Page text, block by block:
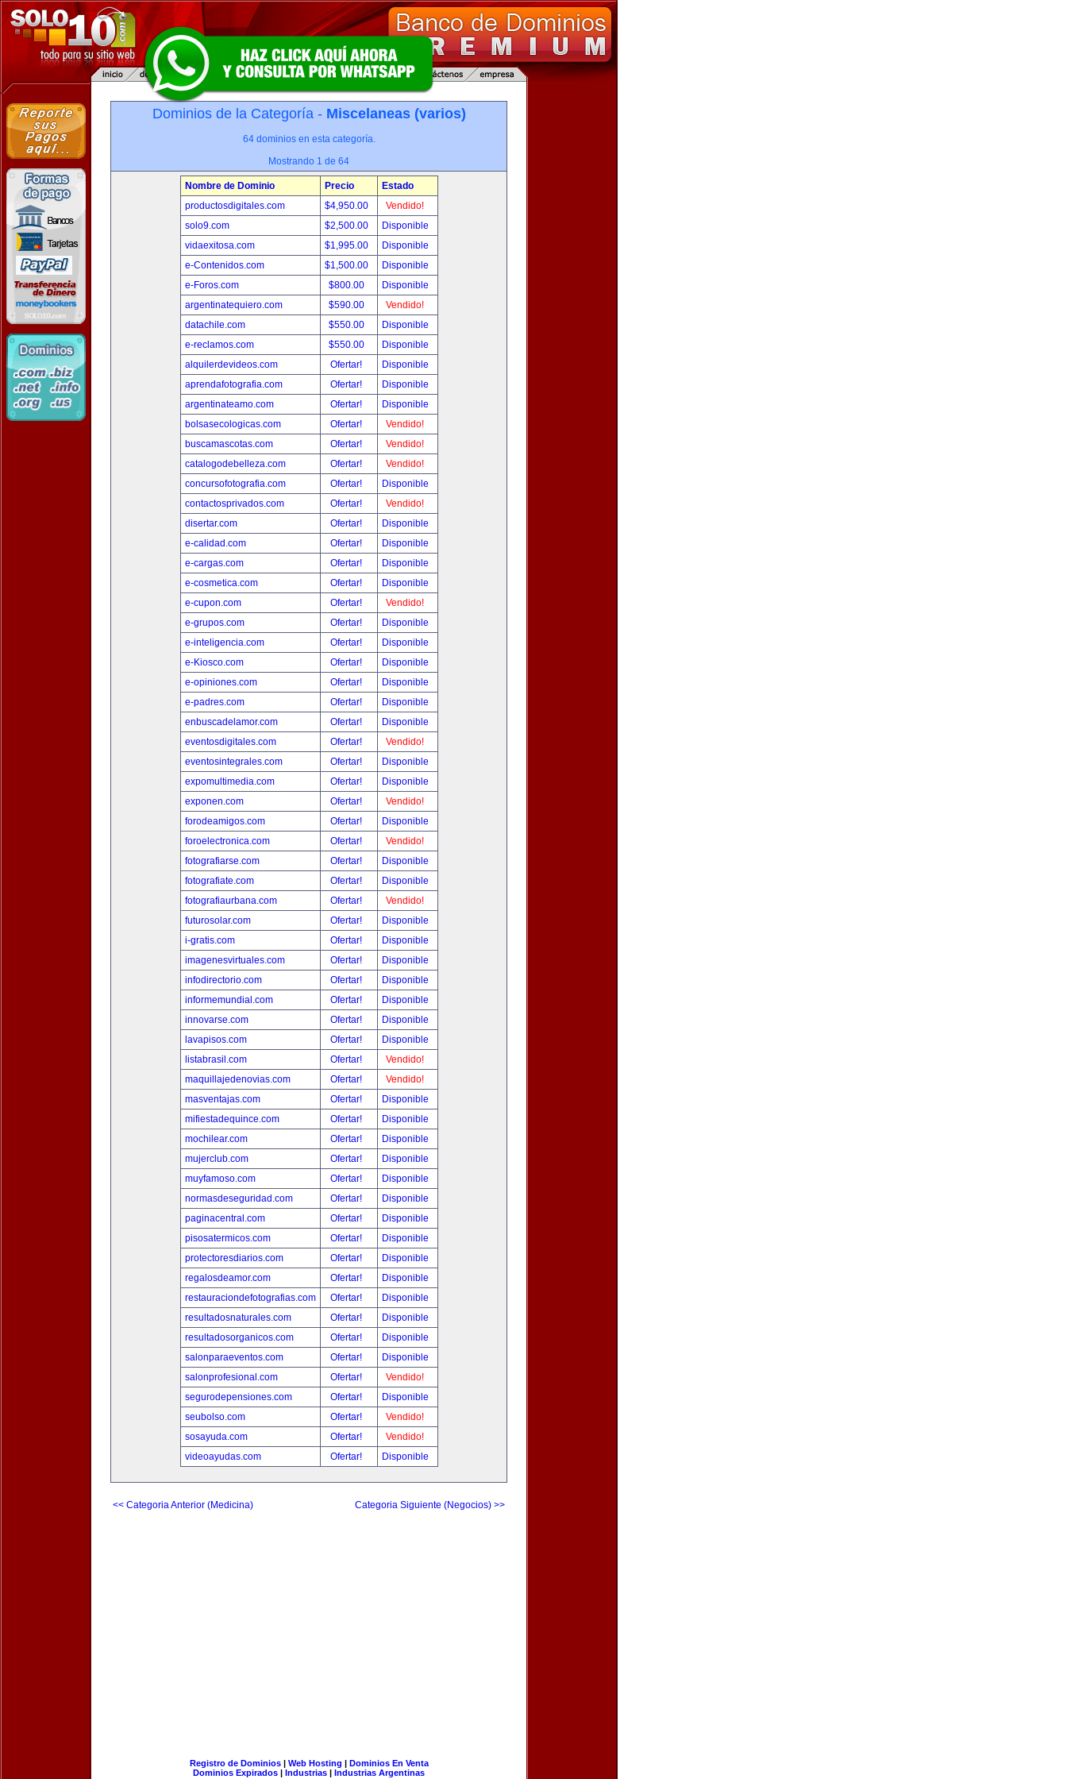
Dominios de la Categoría - Miscelaneas (varios)
64 dominios en esta categoría.
Mostrando 1 de 64
Nombre de Dominio Precio
Estado
productosdigitales.com
$4,950.00
Vendido!
solo9.com
$2,500.00
Disponible
vidaexitosa.com
$1,995.00
Disponible
e-Contenidos.com
$1,500.00
Disponible
e-Foros.com
$800.00
Disponible
argentinatequiero.com
$590.00
Vendido!
datachile.com
$550.00
Disponible
e-reclamos.com
$550.00
Disponible
alquilerdevideos.com
Ofertar!
Disponible
aprendafotografia.com
Ofertar!
Disponible
argentinateamo.com
Ofertar!
Disponible
bolsasecologicas.com
Ofertar!
Vendido!
buscamascotas.com
Ofertar!
Vendido!
catalogodebelleza.com
Ofertar!
Vendido!
concursofotografia.com
Ofertar!
Disponible
contactosprivados.com
Ofertar!
Vendido!
disertar.com
Ofertar!
Disponible
e-calidad.com
Ofertar!
Disponible
e-cargas.com
Ofertar!
Disponible
e-cosmetica.com
Ofertar!
Disponible
e-cupon.com
Ofertar!
Vendido!
e-grupos.com
Ofertar!
Disponible
e-inteligencia.com
Ofertar!
Disponible
e-Kiosco.com
Ofertar!
Disponible
e-opiniones.com
Ofertar!
Disponible
e-padres.com
Ofertar!
Disponible
enbuscadelamor.com
Ofertar!
Disponible
eventosdigitales.com
Ofertar!
Vendido!
eventosintegrales.com
Ofertar!
Disponible
expomultimedia.com
Ofertar!
Disponible
exponen.com
Ofertar!
Vendido!
forodeamigos.com
Ofertar!
Disponible
foroelectronica.com
Ofertar!
Vendido!
fotografiarse.com
Ofertar!
Disponible
fotografiate.com
Ofertar!
Disponible
fotografiaurbana.com
Ofertar!
Vendido!
futurosolar.com
Ofertar!
Disponible
i-gratis.com
Ofertar!
Disponible
imagenesvirtuales.com
Ofertar!
Disponible
infodirectorio.com
Ofertar!
Disponible
informemundial.com
Ofertar!
Disponible
innovarse.com
Ofertar!
Disponible
lavapisos.com
Ofertar!
Disponible
listabrasil.com
Ofertar!
Vendido!
maquillajedenovias.com
Ofertar!
Vendido!
masventajas.com
Ofertar!
Disponible
mifiestadequince.com
Ofertar!
Disponible
mochilear.com
Ofertar!
Disponible
mujerclub.com
Ofertar!
Disponible
muyfamoso.com
Ofertar!
Disponible
normasdeseguridad.com
Ofertar!
Disponible
paginacentral.com
Ofertar!
Disponible
pisosatermicos.com
Ofertar!
Disponible
protectoresdiarios.com
Ofertar!
Disponible
regalosdeamor.com
Ofertar!
Disponible
restauraciondefotografias.com
Ofertar!
Disponible
resultadosnaturales.com
Ofertar!
Disponible
resultadosorganicos.com
Ofertar!
Disponible
salonparaeventos.com
Ofertar!
Disponible
salonprofesional.com
Ofertar!
Vendido!
segurodepensiones.com
Ofertar!
Disponible
seubolso.com
Ofertar!
Vendido!
sosayuda.com
Ofertar!
Vendido!
videoayudas.com
Ofertar! Disponible
<< Categoria Anterior (Medicina) Categoria Siguiente (Negocios) >>
Registro de Dominios| Web Hosting | Dominios En Venta
Dominios Expirados | Industrias | Industrias Argentinas